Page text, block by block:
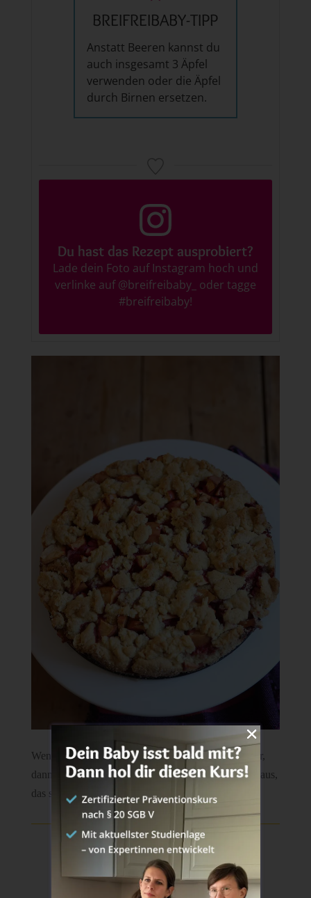
BREIFREIBABY-TIPP
Anstatt Beeren kannst du
auch insgesamt 3 Äpfel
verwenden oder die Äpfel
durch Birnen ersetzen.
Du hast das Rezept ausprobiert?
Lade dein Foto auf Instagram hoch und
verlinke auf@breifreibaby_ oder tagge
#breifreibaby!
Wenn du Apfelkuchen genau so gerne magst wie wir,
dann probiere unbedingt auch unserApfel-Zupfbrot
aus,
das schmeckt himmlisch.
Teile diesen Beitrag